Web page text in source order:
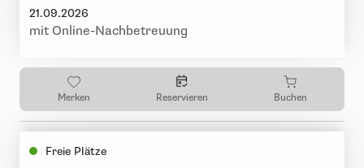
21.09.2026
mit Online-Nachbetreuung
Merken Reservieren Buchen
Freie Plätze